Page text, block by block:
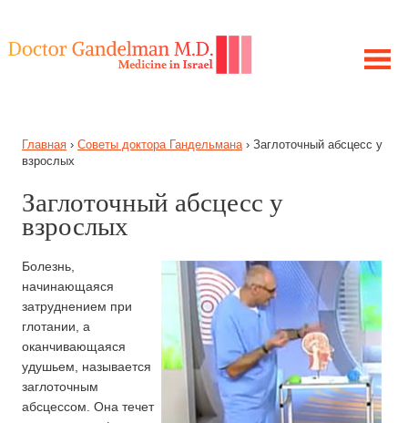
МОЯ ИСТОРИЯ
ПОЛУЧИТЕ КОНСУЛЬТАЦИЮ
ЗАБОЛЕВАНИЯ
Главная › Советы доктора Гандельмана › Заглоточный абсцесс у
взрослых
Заглоточный абсцесс у
взрослых
Болезнь,
начинающаяся
затруднением при
глотании, а
оканчивающаяся
удушьем, называется
заглоточным
абсцессом. Она течет